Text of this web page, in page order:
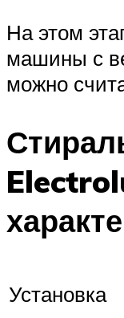
На этом
машины с
можно
Установка